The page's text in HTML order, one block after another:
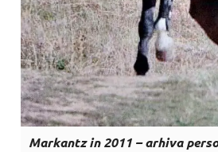
Markantz in 2011 – arhiva